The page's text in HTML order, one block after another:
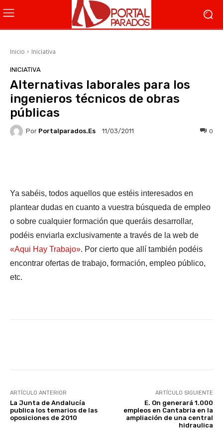
Inicio Iniciativa
INICIATIVA
Alternativas laborales para los
ingenieros técnicos de obras
públicas
Por Portalparados.es 11/03/2011 0
Ya sabéis, todos aquellos que estéis interesados en
plantear dudas en cuanto a vuestra búsqueda de empleo
o sobre cualquier formación que queráis desarrollar,
podéis enviarla exclusivamente a través de la web de
«Aqui Hay Trabajo». Por cierto que allí también podéis
encontrar ofertas de trabajo, formación, empleo público,
etc.
ARTÍCULO ANTERIOR
La Junta de Andalucía
publica los temarios de las
oposiciones de 2010
ARTÍCULO SIGUIENTE
E. On generará 1.000
empleos en Cantabria en la
ampliación de una central
hidraulica